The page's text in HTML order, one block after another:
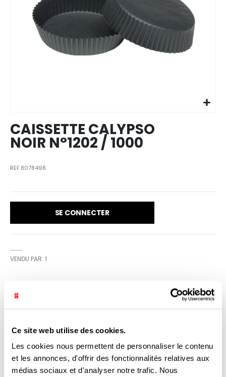
Ce site web utilise des cookies.
Les cookies nous permettent de personnaliser le contenu
et les annonces, d'offrir des fonctionnalités relatives aux
médias sociaux et d'analyser notre trafic. Nous
images
gallery
CAISSETTE CALYPSO
NOIR N°1202 / 1000
REF.8078498
SE CONNECTER
VENDU PAR: 1
INFORMATION
Caissette en papier noir mettant en valeur les pâtisseries
Indispensable pour faciliter la manipulation des pâtisseries
en garantissant l'hygiène. Pour gâteaux, tartes aux fruits,
entremets.Caissette ingraissable.